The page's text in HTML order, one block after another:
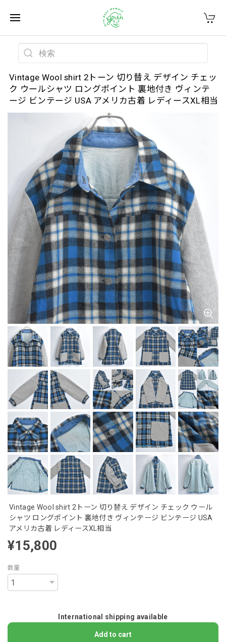
Vintage Wool shirt 2トーン 切り替え デザイン チェッ
ク ウールシャツ ロングポイント 裏地付き ヴィンテ
ージ ビンテージ USA アメリカ古着 レディースXL相当
Vintage Wool shirt 2トーン 切り替え デザイン チェック ウール
シャツ ロングポイント 裏地付き ヴィンテージ ビンテージ USA
アメリカ古着 レディースXL相当
¥15,800
数量
International shipping available
Add to cart